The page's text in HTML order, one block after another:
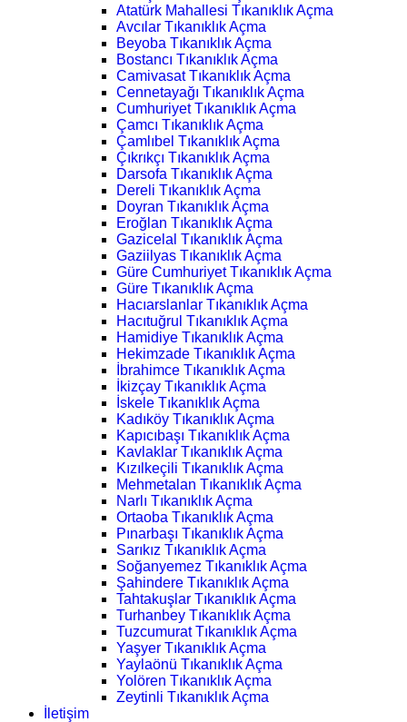
Atatürk Mahallesi Tıkanıklık Açma
Avcılar Tıkanıklık Açma
Beyoba Tıkanıklık Açma
Bostancı Tıkanıklık Açma
Camivasat Tıkanıklık Açma
Cennetayağı Tıkanıklık Açma
Cumhuriyet Tıkanıklık Açma
Çamcı Tıkanıklık Açma
Çamlıbel Tıkanıklık Açma
Çıkrıkçı Tıkanıklık Açma
Darsofa Tıkanıklık Açma
Dereli Tıkanıklık Açma
Doyran Tıkanıklık Açma
Eroğlan Tıkanıklık Açma
Gazicelal Tıkanıklık Açma
Gaziilyas Tıkanıklık Açma
Güre Cumhuriyet Tıkanıklık Açma
Güre Tıkanıklık Açma
Hacıarslanlar Tıkanıklık Açma
Hacıtuğrul Tıkanıklık Açma
Hamidiye Tıkanıklık Açma
Hekimzade Tıkanıklık Açma
İbrahimce Tıkanıklık Açma
İkizçay Tıkanıklık Açma
İskele Tıkanıklık Açma
Kadıköy Tıkanıklık Açma
Kapıcıbaşı Tıkanıklık Açma
Kavlaklar Tıkanıklık Açma
Kızılkeçili Tıkanıklık Açma
Mehmetalan Tıkanıklık Açma
Narlı Tıkanıklık Açma
Ortaoba Tıkanıklık Açma
Pınarbaşı Tıkanıklık Açma
Sarıkız Tıkanıklık Açma
Soğanyemez Tıkanıklık Açma
Şahindere Tıkanıklık Açma
Tahtakuşlar Tıkanıklık Açma
Turhanbey Tıkanıklık Açma
Tuzcumurat Tıkanıklık Açma
Yaşyer Tıkanıklık Açma
Yaylaönü Tıkanıklık Açma
Yolören Tıkanıklık Açma
Zeytinli Tıkanıklık Açma
İletişim